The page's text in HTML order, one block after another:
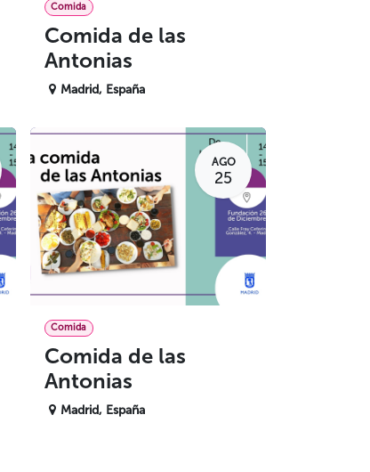
Comida
Comida de las
Antonias
Madrid, España
AGO
25
Comida
Comida de las
Antonias
Madrid, España